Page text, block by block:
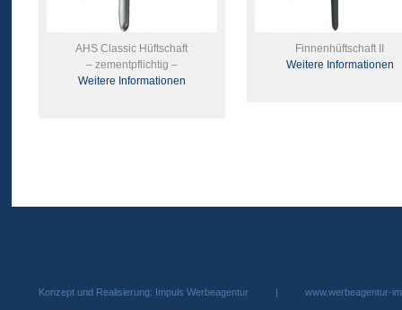
AHS Classic Hüftschaft
– zementpflichtig –
Weitere Informationen
Finnenhüftschaft II
Weitere Informationen
Konzept und Realisierung: Impuls Werbeagentur | www.werbeagentur-